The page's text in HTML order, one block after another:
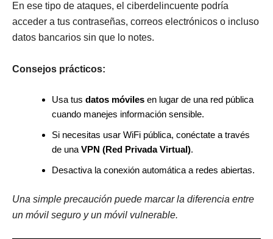
En ese tipo de ataques, el ciberdelincuente podría
acceder a tus contraseñas, correos electrónicos o incluso
datos bancarios sin que lo notes.
Consejos prácticos:
Usa tus datos móviles en lugar de una red pública
cuando manejes información sensible.
Si necesitas usar WiFi pública, conéctate a través
de una VPN (Red Privada Virtual).
Desactiva la conexión automática a redes abiertas.
Una simple precaución puede marcar la diferencia entre
un móvil seguro y un móvil vulnerable.